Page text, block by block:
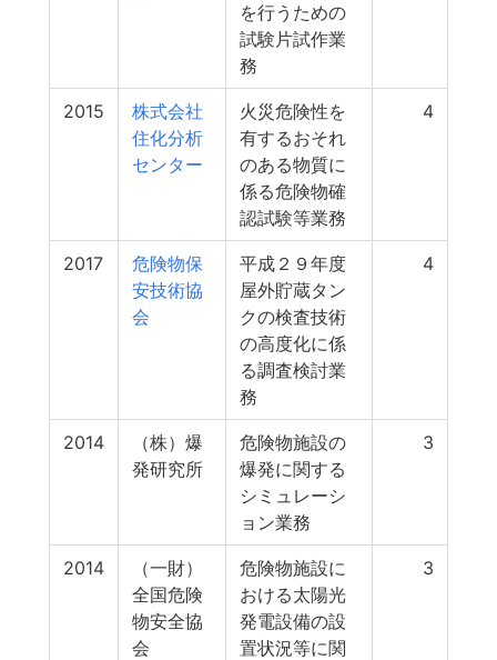
を行うための
試験片試作業
務
2015
株式会社
住化分析
センター
火災危険性を
有するおそれ
のある物質に
係る危険物確
認試験等業務
4
2017
危険物保
安技術協
会
平成２９年度
屋外貯蔵タン
クの検査技術
の高度化に係
る調査検討業
務
4
2014
（株）爆
発研究所
危険物施設の
爆発に関する
シミュレーシ
ョン業務
3
2014
（一財）
全国危険
物安全協
会
危険物施設に
おける太陽光
発電設備の設
置状況等に関
3